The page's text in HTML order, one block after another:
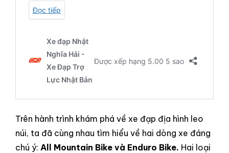
Trên hành trình khám phá về xe đạp địa hình leo
núi, ta đã cùng nhau tìm hiểu về hai dòng xe đáng
chú ý: All Mountain Bike và Enduro Bike. Hai loại